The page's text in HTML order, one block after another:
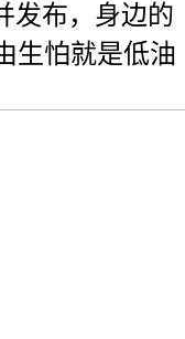
发布，身边的
生怕就是低油